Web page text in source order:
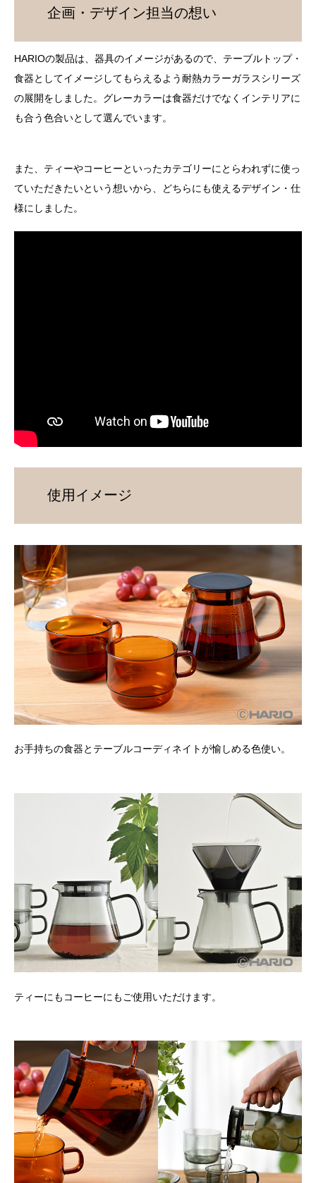
企画・デザイン担当の想い
HARIOの製品は、器具のイメージがあるので、テーブルトップ・
食器としてイメージしてもらえるよう耐熱カラーガラスシリーズ
の展開をしました。グレーカラーは食器だけでなくインテリアに
も合う色合いとして選んでいます。
また、ティーやコーヒーといったカテゴリーにとらわれずに使っ
ていただきたいという想いから、どちらにも使えるデザイン・仕
様にしました。
使用イメージ
お手持ちの食器とテーブルコーディネイトが愉しめる色使い。
ティーにもコーヒーにもご使用いただけます。